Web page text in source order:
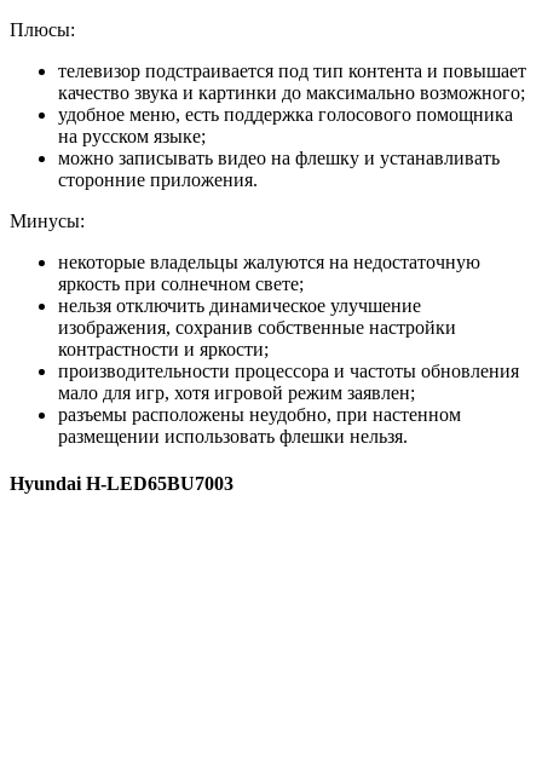
Плюсы:
телевизор подстраивается под тип контента и повышает
качество звука и картинки до максимально возможного;
удобное меню, есть поддержка голосового помощника
на русском языке;
можно записывать видео на флешку и устанавливать
сторонние приложения.
Минусы:
некоторые владельцы жалуются на недостаточную
яркость при солнечном свете;
нельзя отключить динамическое улучшение
изображения, сохранив собственные настройки
контрастности и яркости;
производительности процессора и частоты обновления
мало для игр, хотя игровой режим заявлен;
разъемы расположены неудобно, при настенном
размещении использовать флешки нельзя.
Hyundai H-LED65BU7003